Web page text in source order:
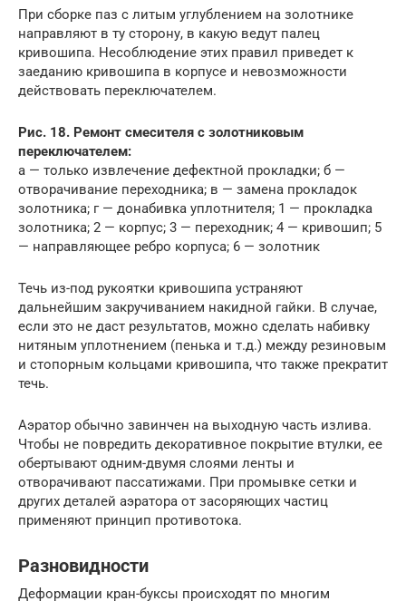
При сборке паз с литым углублением на золотнике
направляют в ту сторону, в какую ведут палец
кривошипа. Несоблюдение этих правил приведет к
заеданию кривошипа в корпусе и невозможности
действовать переключателем.
Рис. 18. Ремонт смесителя с золотниковым
переключателем:
а — только извлечение дефектной прокладки; б —
отворачивание переходника; в — замена прокладок
золотника; г — донабивка уплотнителя; 1 — прокладка
золотника; 2 — корпус; 3 — переходник; 4 — кривошип; 5
— направляющее ребро корпуса; 6 — золотник
Течь из-под рукоятки кривошипа устраняют
дальнейшим закручиванием накидной гайки. В случае,
если это не даст результатов, можно сделать набивку
нитяным уплотнением (пенька и т.д.) между резиновым
и стопорным кольцами кривошипа, что также прекратит
течь.
Аэратор обычно завинчен на выходную часть излива.
Чтобы не повредить декоративное покрытие втулки, ее
обертывают одним-двумя слоями ленты и
отворачивают пассатижами. При промывке сетки и
других деталей аэратора от засоряющих частиц
применяют принцип противотока.
Разновидности
Деформации кран-буксы происходят по многим